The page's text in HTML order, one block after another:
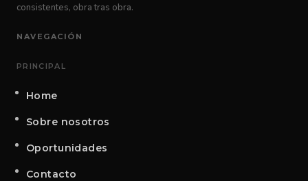
consistentes, obra tras obra.
NAVEGACIÓN
PRINCIPAL
Home
Sobre nosotros
Oportunidades
Contacto